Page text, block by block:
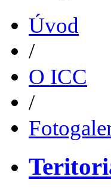
Úvod
/
O ICC
/